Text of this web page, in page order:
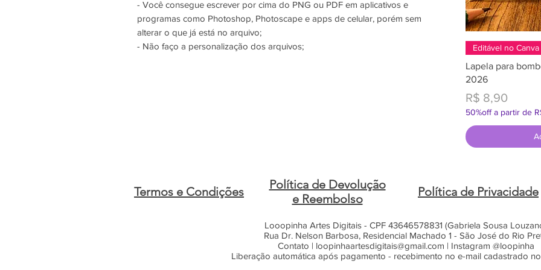
- Você consegue escrever por cima do PNG ou PDF em aplicativos e
programas como Photoshop, Photoscape e apps de celular, porém sem
alterar o que já está no arquivo;
- Não faço a personalização dos arquivos;
Editável no Canva
Lapela para
2026
Preço
R$ 8,90
50%off a partir de
Termos e Condições
Política de Devolução
e Reembolso
Política de Privacidade
Looopinha Artes Digitais - CPF 43646578831 (Gabriela Sousa
Rua Dr. Nelson Barbosa, Residencial Machado 1 - São José do Rio
Contato | loopinhaartesdigitais@gmail.com | Instagram @loopinha
Liberação automática após pagamento - recebimento no e-mail cadastrado